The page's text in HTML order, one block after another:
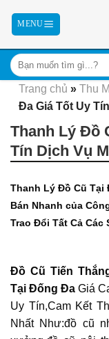
Trang chủ » Thu
Đa Giá Tốt Uy
Thanh Lý Đồ
Tín Dịch Vụ
Thanh Lý Đồ Cũ Tại
Bán Nhanh của
Trao Đổi Tất Cả Các
Đồ Cũ Tiến
Tại Đống Đa Giá
Uy Tín,Cam Kết
Nhất Như:đồ cũ